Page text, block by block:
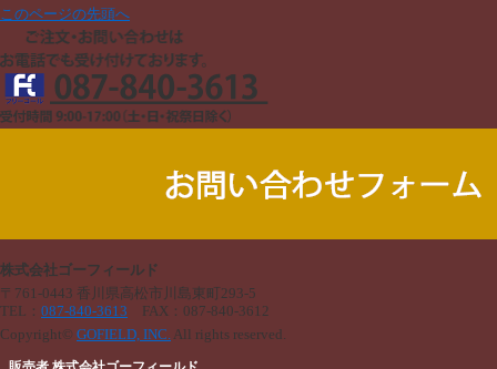
このページの先頭へ
株式会社ゴーフィールド
〒761-0443 香川県高松市川島東町293-5
TEL： 087-840-3613 FAX： 087-840-3612
Copyright© GOFIELD, INC. All rights reserved.